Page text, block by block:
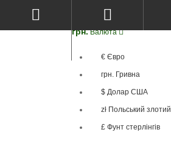
грн. Валюта
€ Євро
грн. Гривна
$ Долар США
zł Польський злотий
£ Фунт стерлінгів